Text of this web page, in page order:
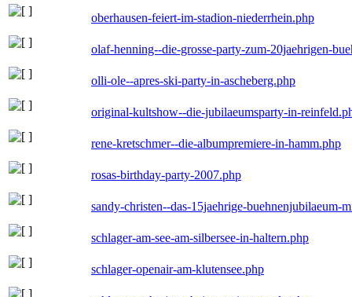
oberhausen-feiert-im-stadion-niederrhein.php
olaf-henning--die-grosse-party-zum-20jaehrigen-
olli-ole--apres-ski-party-in-ascheberg.php
original-kultshow--die-jubilaeumsparty-in-
rene-kretschmer--die-albumpremiere-in-hamm.php
rosas-birthday-party-2007.php
sandy-christen--das-15jaehrige-buehnenjubilaeum-
schlager-am-see-am-silbersee-in-haltern.php
schlager-openair-am-klutensee.php